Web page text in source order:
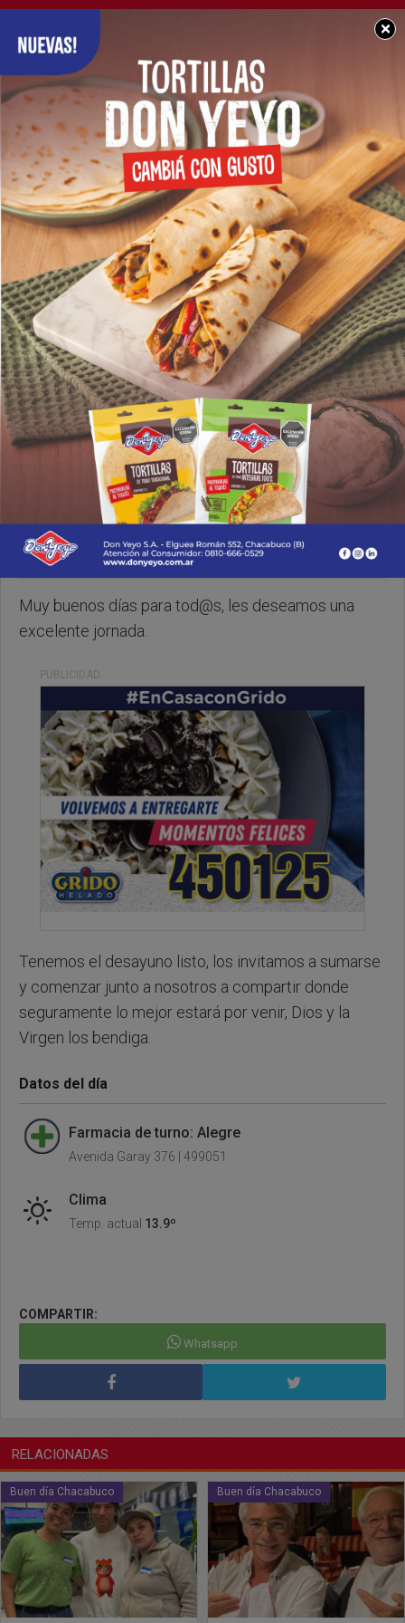
×
BUEN DÍA CHACABUCO
Feliz jueves para
tod@s: Les deseamos
una excelente jornada
Jueves, 01 de Mayo de 2025 . 09:11 Hs.
Muy buenos días para tod@s, les deseamos una
excelente jornada.
PUBLICIDAD
Tenemos el desayuno listo, los invitamos a sumarse
y comenzar junto a nosotros a compartir donde
seguramente lo mejor estará por venir, Dios y la
Virgen los bendiga.
Datos del día
Farmacia de turno: Alegre
Avenida Garay 376 | 499051
Clima
Temp. actual 13.9º
COMPARTIR:
Whatsapp
RELACIONADAS
Buen día Chacabuco Buen día Chacabuco